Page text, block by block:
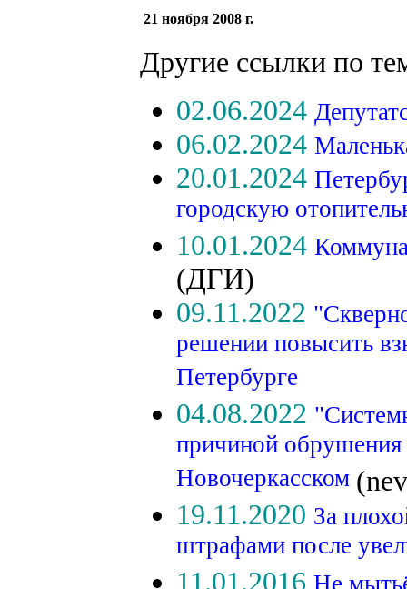
21 ноября 2008 г.
Другие ссылки по
02.06.2024
06.02.2024
20.01.2024
городскую
10.01.2024
(ДГИ)
09.11.2022
решении повысить
Петербурге
04.08.2022
причиной обрушения
Новочеркасском
19.11.2020 За
штрафами после
11.01.2016 Не